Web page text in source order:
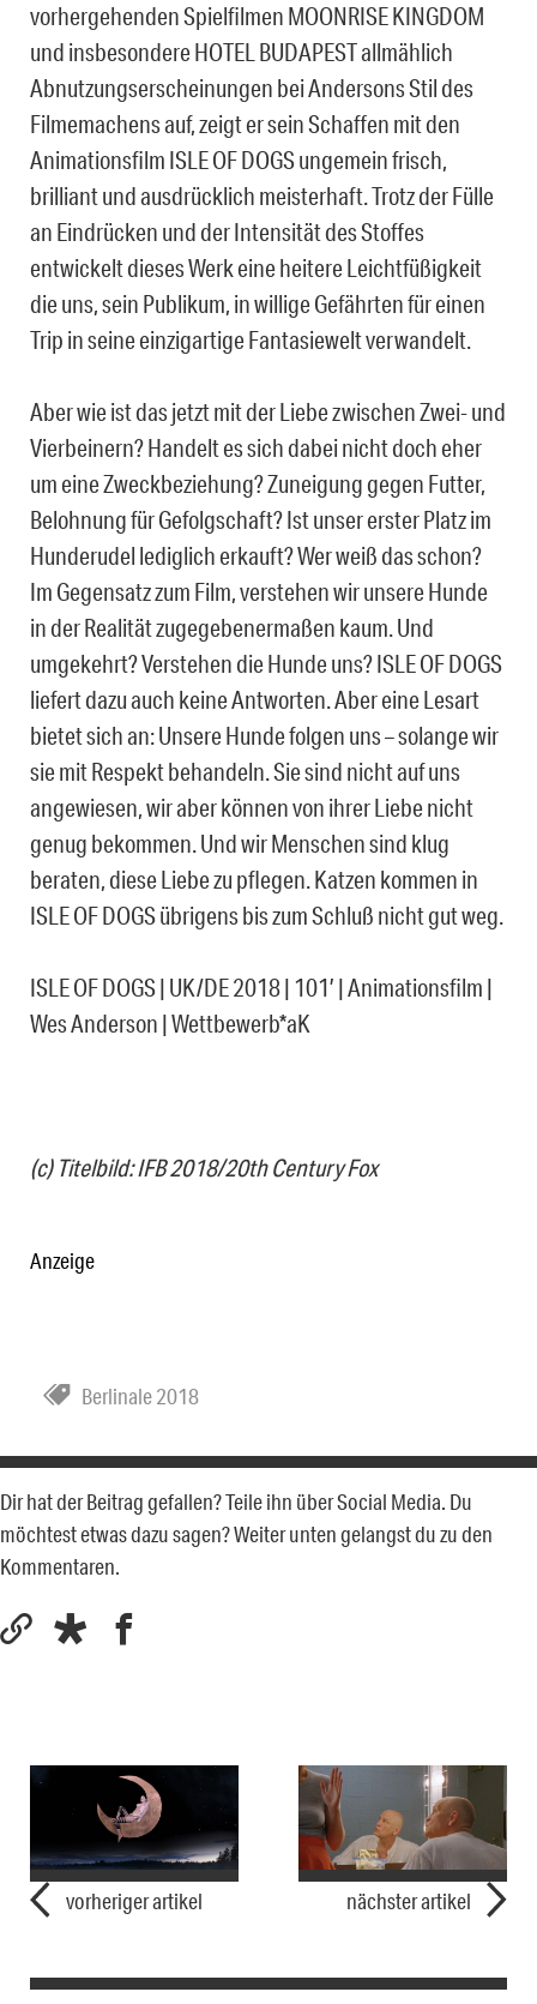
vorhergehenden Spielfilmen MOONRISE KINGDOM
und insbesondere HOTEL BUDAPEST allmählich
Abnutzungserscheinungen bei Andersons Stil des
Filmemachens auf, zeigt er sein Schaffen mit den
Animationsfilm ISLE OF DOGS ungemein frisch,
brilliant und ausdrücklich meisterhaft. Trotz der Fülle
an Eindrücken und der Intensität des Stoffes
entwickelt dieses Werk eine heitere Leichtfüßigkeit
die uns, sein Publikum, in willige Gefährten für einen
Trip in seine einzigartige Fantasiewelt verwandelt.
Aber wie ist das jetzt mit der Liebe zwischen Zwei- und
Vierbeinern? Handelt es sich dabei nicht doch eher
um eine Zweckbeziehung? Zuneigung gegen Futter,
Belohnung für Gefolgschaft? Ist unser erster Platz im
Hunderudel lediglich erkauft? Wer weiß das schon?
Im Gegensatz zum Film, verstehen wir unsere Hunde
in der Realität zugegebenermaßen kaum. Und
umgekehrt? Verstehen die Hunde uns? ISLE OF DOGS
liefert dazu auch keine Antworten. Aber eine Lesart
bietet sich an: Unsere Hunde folgen uns – solange wir
sie mit Respekt behandeln. Sie sind nicht auf uns
angewiesen, wir aber können von ihrer Liebe nicht
genug bekommen. Und wir Menschen sind klug
beraten, diese Liebe zu pflegen. Katzen kommen in
ISLE OF DOGS übrigens bis zum Schluß nicht gut weg.
ISLE OF DOGS | UK/DE 2018 | 101′ | Animationsfilm |
Wes Anderson | Wettbewerb*aK
(c) Titelbild: IFB 2018/20th Century Fox
Anzeige
Berlinale 2018
Dir hat der Beitrag gefallen? Teile ihn über Social Media. Du
möchtest etwas dazu sagen? Weiter unten gelangst du zu den
Kommentaren.
vorheriger artikel nächster artikel